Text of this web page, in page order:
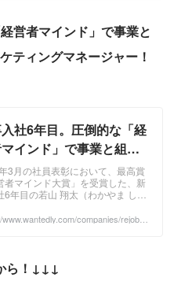
近 「蟻語（アリ語）の研究」など
の『九州大学 決断科学大学院』
。 ...
営者マインド」で事業と
ティングマネージャー！
社6年目。圧倒的な「経
インド」で事業と組織
を創る、20代マーケテ
グマネージャー！ | マネー
ーBlog
3月の社員表彰において、最高賞
者マインド大賞」を受賞した、新
6年目の若山 翔太（わかやま しょ
メディア「リジョブ」のWebマー
companies/rejob/p
891485
ら！↓↓↓